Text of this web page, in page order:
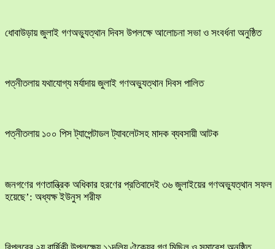
ধোবাউড়ায় জুলাই গণঅভ্যুত্থান দিবস উপলক্ষে আলোচনা সভা ও সংবর্ধনা অনুষ্ঠিত
পত্নীতলায় যথাযোগ্য মর্যাদায় জুলাই গণঅভ্যুত্থান দিবস পালিত
পত্নীতলায় ১০০ পিস ট্যাপেন্টাডল ট্যাবলেটসহ মাদক ব্যবসায়ী আটক
জনগণের গণতান্ত্রিক অধিকার হরণের প্রতিবাদেই ৩৬ জুলাইয়ের গণঅভ্যুত্থান সফল
হয়েছে’: অধ্যক্ষ ইউনুস শরীফ